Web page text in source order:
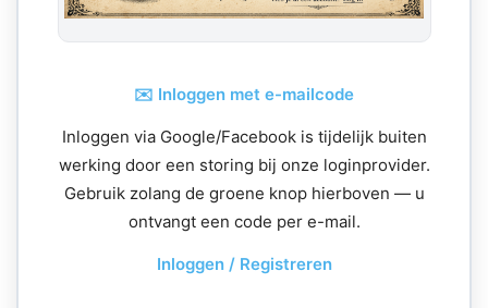
✉️ Inloggen met e-mailcode
Inloggen via Google/Facebook is tijdelijk buiten
werking door een storing bij onze loginprovider.
Gebruik zolang de groene knop hierboven — u
ontvangt een code per e-mail.
Inloggen / Registreren